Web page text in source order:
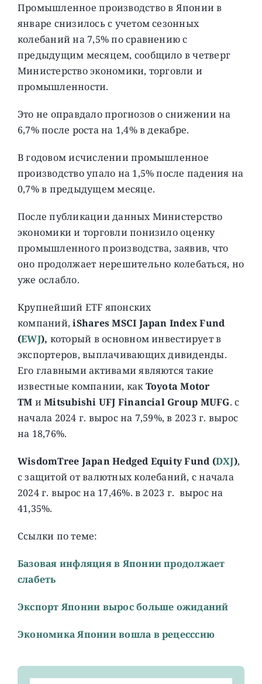
Промышленное производство в Японии в
январе снизилось с учетом сезонных
колебаний на 7,5% по сравнению с
предыдущим месяцем, сообщило в четверг
Министерство экономики, торговли и
промышленности.
Это не оправдало прогнозов о снижении на
6,7% после роста на 1,4% в декабре.
В годовом исчислении промышленное
производство упало на 1,5% после падения на
0,7% в предыдущем месяце.
После публикации данных Министерство
экономики и торговли понизило оценку
промышленного производства, заявив, что
оно продолжает нерешительно колебаться, но
уже ослабло.
Крупнейший ETF японских
компаний, iShares MSCI Japan Index Fund
(EWJ), который в основном инвестирует в
экспортеров, выплачивающих дивиденды.
Его главными активами являются такие
известные компании, какToyota Motor
TM иMitsubishi UFJ Financial Group MUFG. с
начала 2024 г. вырос на 7,59%, в 2023 г. вырос
на 18,76%.
WisdomTree Japan Hedged Equity Fund (DXJ),
c защитой от валютных колебаний, с начала
2024 г. вырос на 17,46%. в 2023 г. вырос на
41,35%.
Ссылки по теме:
Базовая инфляция в Японии продолжает
слабеть
Экспорт Японии вырос больше ожиданий
Экономика Японии вошла в рецесссию